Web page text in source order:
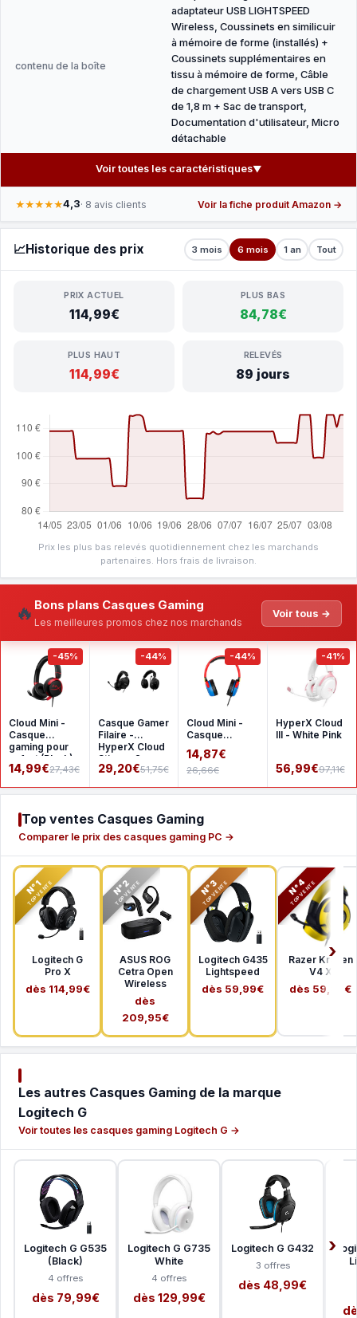
contenu de la boîte
adaptateur USB LIGHTSPEED
Wireless, Coussinets en similicuir
à mémoire de forme (installés) +
Coussinets supplémentaires en
tissu à mémoire de forme, Câble
de chargement USB A vers USB C
de 1,8 m + Sac de transport,
Documentation d'utilisateur, Micro
détachable
Voir toutes les caractéristiques▼
★★★★★4,3· 8 avis clients Voir la fiche produit Amazon →
📈Historique des prix 3 mois 6 mois 1 an Tout
PRIX ACTUEL
114,99€
PLUS BAS
84,78€
PLUS HAUT
114,99€
RELEVÉS
89 jours
Prix les plus bas relevés quotidiennement chez les marchands
partenaires. Hors frais de livraison.
🔥 Bons plans Casques Gaming
Les meilleures promos chez nos marchands
Voir tous →
-45%
Cloud Mini -
Casque
gaming pour
enfant (Black)
14,99€27,43€
-44%
Casque Gamer
Filaire -
HyperX Cloud
Stinger 2 -
pour PC
29,20€51,75€
-44%
Cloud Mini -
Casque
gaming pour
enfant (multi)
14,87€
26,66€
-41%
HyperX Cloud
III - White Pink
56,99€97,11€
Top ventes Casques Gaming
Comparer le prix des casques gaming PC →
N°1
TOP VENTE
Logitech G
Pro X
dès 114,99€
N°2
TOP VENTE
ASUS ROG
Cetra Open
Wireless
dès
209,95€
N°3
TOP VENTE
Logitech G435
Lightspeed
dès 59,99€
N°4
TOP VENTE
Razer Kraken
V4 X
dès 59,99€
Les autres Casques Gaming de la marque
Logitech G
Voir toutes les casques gaming Logitech G →
Logitech G G535
(Black)
4 offres
dès 79,99€
Logitech G G735
White
4 offres
dès 129,99€
Logitech G G432
3 offres
dès 48,99€